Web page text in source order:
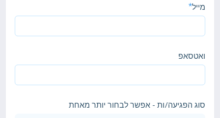
מייל
ואטסאפ
סוג הפגיעה/ות - אפשר לבחור יותר מאחת